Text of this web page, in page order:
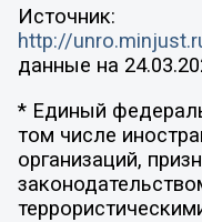
Источник:
http://
данные на
* Единый
том числе
организаций,